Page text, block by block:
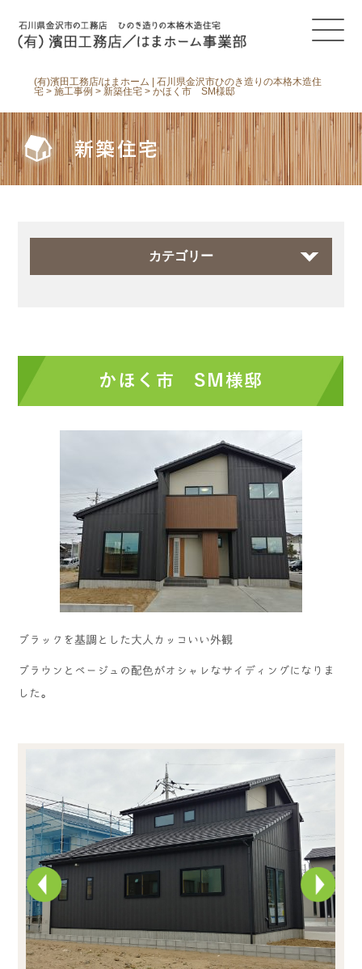
(有)濱田工務店/はまホーム | 石川県金沢市ひのき造りの本格木造住
宅 >施工事例 > 新築住宅 >かほく市 SM様邸
新築住宅
カテゴリー
かほく市 SM様邸
ブラックを基調とした大人カッコいい外観
ブラウンとベージュの配色がオシャレなサイディングになりま
した。